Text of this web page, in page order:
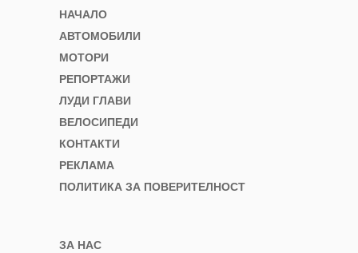
НАЧАЛО
АВТОМОБИЛИ
МОТОРИ
РЕПОРТАЖИ
ЛУДИ ГЛАВИ
ВЕЛОСИПЕДИ
КОНТАКТИ
РЕКЛАМА
ПОЛИТИКА ЗА ПОВЕРИТЕЛНОСТ
ЗА НАС